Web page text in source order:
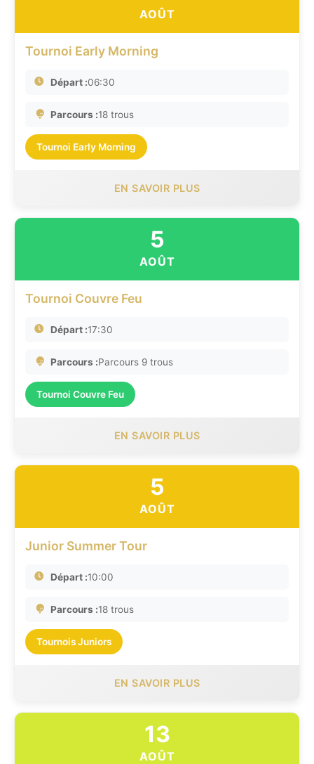
AOÛT
Tournoi Early Morning
Départ :06:30
Parcours :18 trous
Tournoi Early Morning
EN SAVOIR PLUS
5
AOÛT
Tournoi Couvre Feu
Départ :17:30
Parcours :Parcours 9 trous
Tournoi Couvre Feu
EN SAVOIR PLUS
5
AOÛT
Junior Summer Tour
Départ :10:00
Parcours :18 trous
Tournois Juniors
EN SAVOIR PLUS
13
AOÛT